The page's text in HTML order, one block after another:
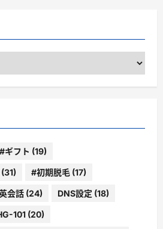
#ギフト (19)
(31) #初期脱毛 (17)
会話 (24) DNS設定 (18)
101 (20)